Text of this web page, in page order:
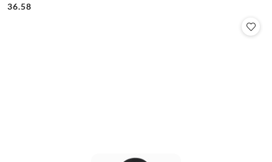
Cena:
36.58